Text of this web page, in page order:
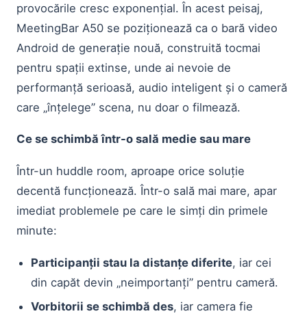
provocările cresc exponențial. În acest peisaj,
MeetingBar A50 se poziționează ca o bară video
Android de generație nouă, construită tocmai
pentru spații extinse, unde ai nevoie de
performanță serioasă, audio inteligent și o cameră
care „înțelege” scena, nu doar o filmează.
Ce se schimbă într-o sală medie sau mare
Într-un huddle room, aproape orice soluție
decentă funcționează. Într-o sală mai mare, apar
imediat problemele pe care le simți din primele
minute:
Participanții stau la distanțe diferite, iar cei
din capăt devin „neimportanți” pentru cameră.
Vorbitorii se schimbă des, iar camera fie